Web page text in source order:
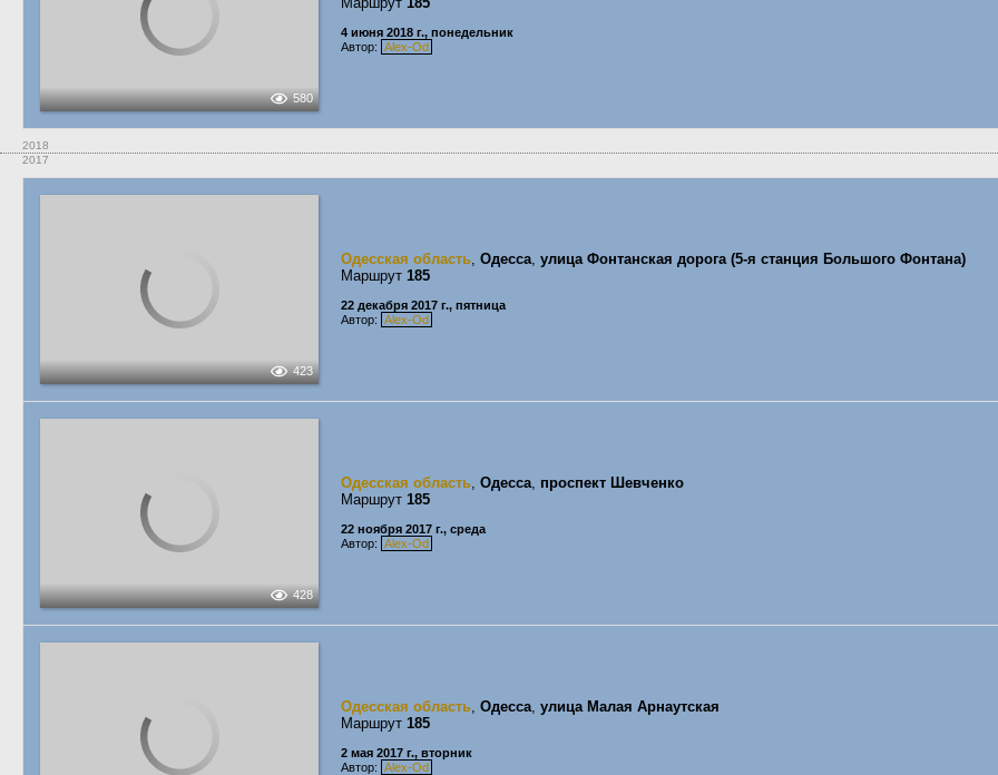
580
4 июня 2018 г., понедельник
Автор: Alex-Od
2018
2017
423
Одесская область, Одесса, улица Фонтанская дорога (5-я станция Большого Фонтана)
Маршрут 185
22 декабря 2017 г., пятница
Автор: Alex-Od
428
Одесская область, Одесса, проспект Шевченко
Маршрут 185
22 ноября 2017 г., среда
Автор: Alex-Od
Одесская область, Одесса, улица Малая Арнаутская
Маршрут 185
2 мая 2017 г., вторник
Автор: Alex-Od